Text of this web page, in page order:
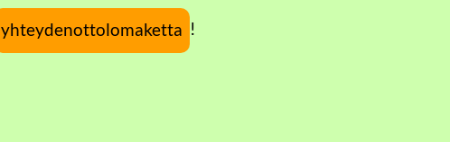
yhteydenottolomaketta !